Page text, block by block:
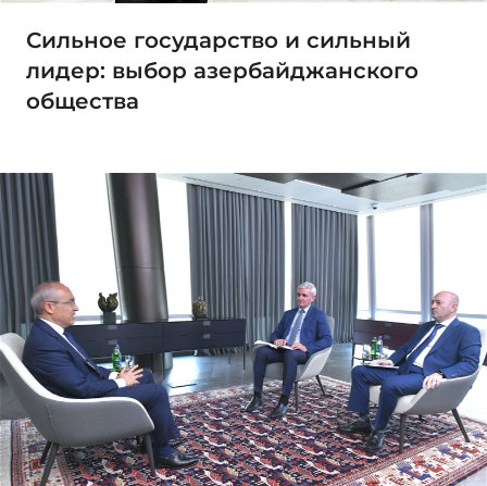
Сильное государство и сильный
лидер: выбор азербайджанского
общества